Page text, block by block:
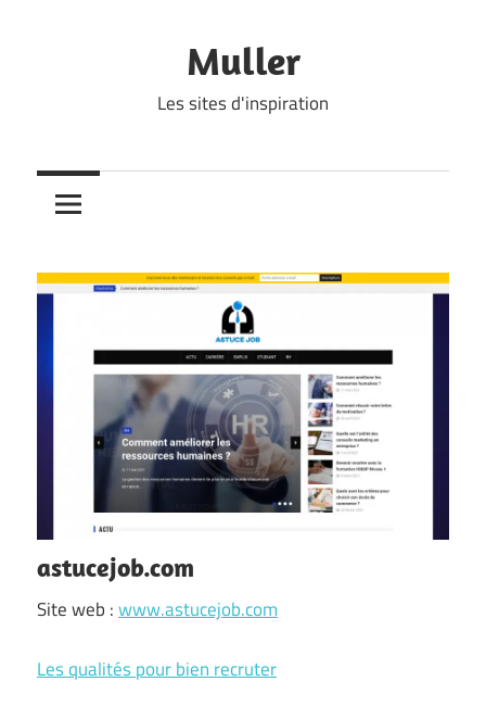
Muller
Les sites d'inspiration
astucejob.com
Site web :www.astucejob.com
Les qualités pour bien recruter